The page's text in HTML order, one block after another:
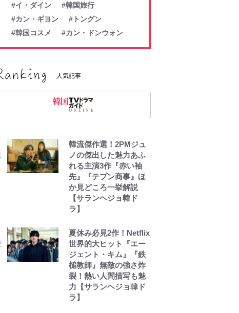
#イ・ダイン
#韓国旅行
#カン・ギヨン
#トングン
#韓国コスメ
#カン・ドンウォン
人気記事
韓流傑作選！2PMジュ
ノの傑出した魅力あふ
れる主演3作『赤い袖
先』『テプン商事』ほ
か見どころ一挙解説
【サランヘジョ韓ド
ラ】
夏休み必見2作！Netflix
世界的大ヒット『エー
ジェント・キム』『鉄
槌教師』無敵の強さ炸
裂！熱い人間描写も魅
力【サランヘジョ韓ド
ラ】